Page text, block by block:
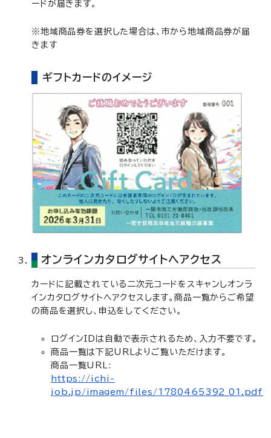
ードが届きます。
※地域商品券を選択した場合は、市から地域商品券が届
きます
ギフトカードのイメージ
オンラインカタログサイトへアクセス
カードに記載されている二次元コードをスキャンしオンラ
インカタログサイトへアクセスします。商品一覧からご希望
の商品を選択し、申込をしてください。
ログインIDは自動で表示されるため、入力不要です。
商品一覧は下記URLよりご覧いただけます。
商品一覧URL:
https://ichi-
job.jp/imagem/files/1780465392_01.pdf